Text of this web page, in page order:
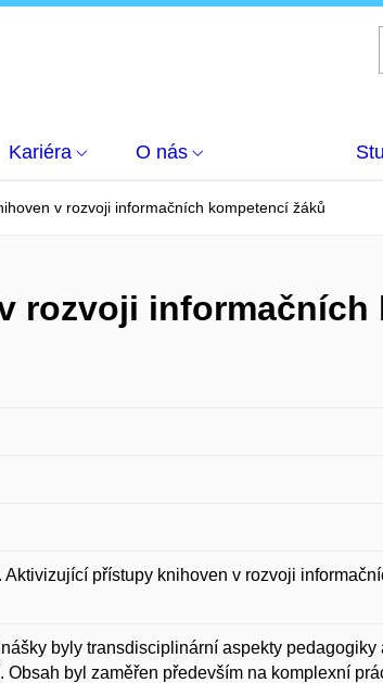
Kariéra O nás
v rozvoji informačních kompetencí žáků
informačních
Aktivizující přístupy knihoven v rozvoji
byly transdisciplinární aspekty
Obsah byl zaměřen především na komplexní